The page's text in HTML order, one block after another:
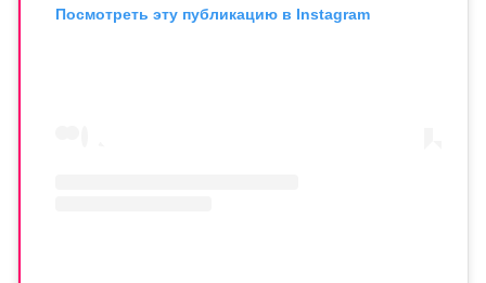
Посмотреть эту публикацию в Instagram